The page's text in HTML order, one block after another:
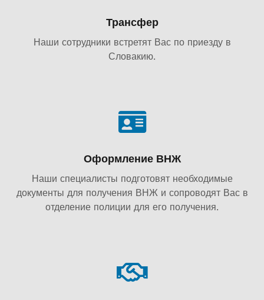
Трансфер
Наши сотрудники встретят Вас по приезду в
Словакию.
Оформление ВНЖ
Наши специалисты подготовят необходимые
документы для получения ВНЖ и сопроводят Вас в
отделение полиции для его получения.